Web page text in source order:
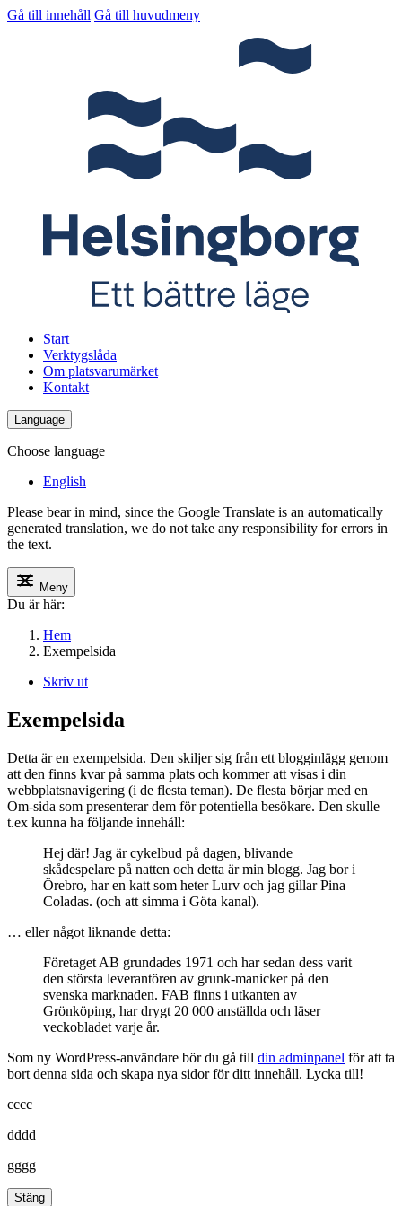
Gå till innehåll Gå till huvudmeny
Start
Verktygslåda
Om platsvarumärket
Kontakt
Language
Choose language
English
Please bear in mind, since the Google Translate is an automatically
generated translation, we do not take any responsibility for errors in
the text.
Meny
Du är här:
Hem
Exempelsida
Skriv ut
Exempelsida
Detta är en exempelsida. Den skiljer sig från ett blogginlägg genom
att den finns kvar på samma plats och kommer att visas i din
webbplatsnavigering (i de flesta teman). De flesta börjar med en
Om-sida som presenterar dem för potentiella besökare. Den skulle
t.ex kunna ha följande innehåll:
Hej där! Jag är cykelbud på dagen, blivande
skådespelare på natten och detta är min blogg. Jag bor i
Örebro, har en katt som heter Lurv och jag gillar Pina
Coladas. (och att simma i Göta kanal).
… eller något liknande detta:
Företaget AB grundades 1971 och har sedan dess varit
den största leverantören av grunk-manicker på den
svenska marknaden. FAB finns i utkanten av
Grönköping, har drygt 20 000 anställda och läser
veckobladet varje år.
Som ny WordPress-användare bör du gå till din adminpanel för att ta
bort denna sida och skapa nya sidor för ditt innehåll. Lycka till!
cccc
dddd
gggg
Stäng